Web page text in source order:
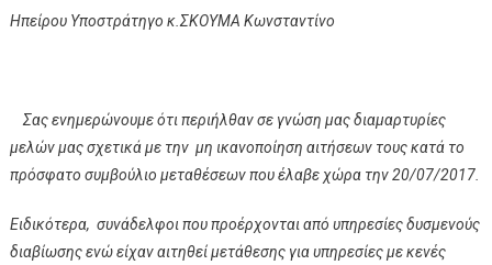
Ηπείρου Υποστράτηγο κ.ΣΚΟΥΜΑ Κωνσταντίνο
Σας ενημερώνουμε ότι περιήλθαν σε γνώση μας διαμαρτυρίες
μελών μας σχετικά με την μη ικανοποίηση αιτήσεων τους κατά το
πρόσφατο συμβούλιο μεταθέσεων που έλαβε χώρα την 20/07/2017.
Ειδικότερα, συνάδελφοι που προέρχονται από υπηρεσίες δυσμενούς
διαβίωσης ενώ είχαν αιτηθεί μετάθεσης για υπηρεσίες με κενές